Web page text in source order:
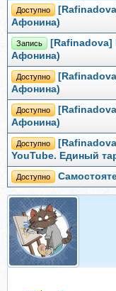
Доступно
Афонина)
Запись
Афонина)
Доступно
Афонина)
Доступно
Афонина)
Доступно
YouTube. Единый
Доступно